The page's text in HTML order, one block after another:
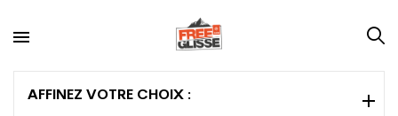
AFFINEZ VOTRE CHOIX :